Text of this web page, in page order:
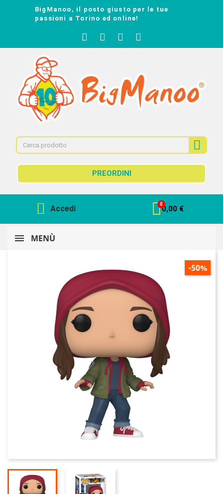
BigManoo, il posto giusto per le tue
passioni a Torino ed online!
PREORDINI
Accedi 0,00 €
MENÙ
-50%